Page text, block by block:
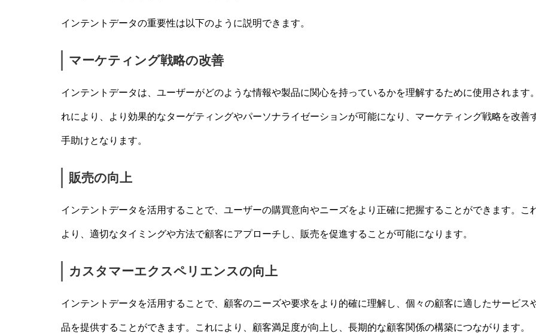
インテントデータの重要性は以下のように説明できます。
マーケティング戦略の改善
インテントデータは、ユーザーがどのような情報や製品に関心を持っているかを理解するために使用されます
れにより、より効果的なターゲティングやパーソナライゼーションが可能になり、マーケティング戦略を改善
手助けとなります。
販売の向上
インテントデータを活用することで、ユーザーの購買意向やニーズをより正確に把握することができます。こ
より、適切なタイミングや方法で顧客にアプローチし、販売を促進することが可能になります。
カスタマーエクスペリエンスの向上
インテントデータを活用することで、顧客のニーズや要求をより的確に理解し、個々の顧客に適したサービス
品を提供することができます。これにより、顧客満足度が向上し、長期的な顧客関係の構築につながります。